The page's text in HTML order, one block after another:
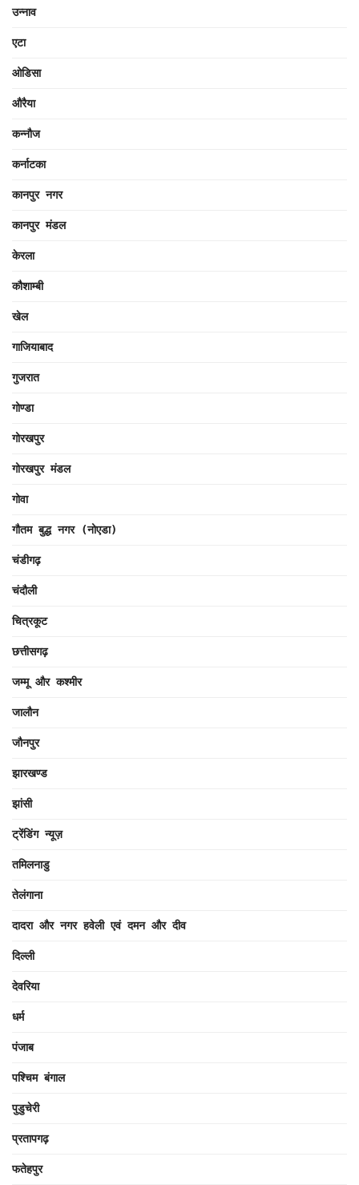
उन्नाव
एटा
ओडिसा
औरैया
कन्नौज
कर्नाटका
कानपुर नगर
कानपुर मंडल
केरला
कौशाम्बी
खेल
गाजियाबाद
गुजरात
गोण्डा
गोरखपुर
गोरखपुर मंडल
गोवा
गौतम बुद्ध नगर (नोएडा)
चंडीगढ़
चंदौली
चित्रकूट
छत्तीसगढ़
जम्मू और कश्मीर
जालौन
जौनपुर
झारखण्ड
झांसी
ट्रेंडिंग न्यूज़
तमिलनाडु
तेलंगाना
दादरा और नगर हवेली एवं दमन और दीव
दिल्ली
देवरिया
धर्म
पंजाब
पश्चिम बंगाल
पुडुचेरी
प्रतापगढ़
फतेहपुर